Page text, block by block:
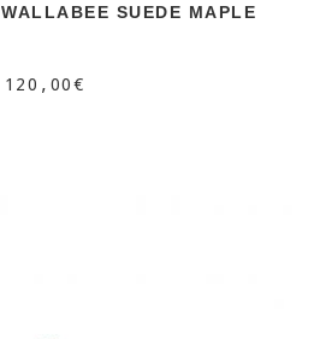
WALLABEE SUEDE MAPLE
120,00€